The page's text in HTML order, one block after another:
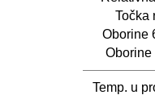
Točka
Oborine
Oborine
Temp. u